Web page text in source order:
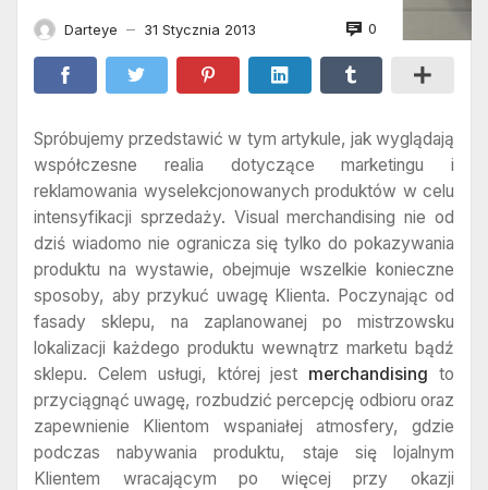
Darteye — 31 Stycznia 2013 0
Spróbujemy przedstawić w tym artykule, jak wyglądają
współczesne realia dotyczące marketingu i
reklamowania wyselekcjonowanych produktów w celu
intensyfikacji sprzedaży. Visual merchandising nie od
dziś wiadomo nie ogranicza się tylko do pokazywania
produktu na wystawie, obejmuje wszelkie konieczne
sposoby, aby przykuć uwagę Klienta. Poczynając od
fasady sklepu, na zaplanowanej po mistrzowsku
lokalizacji każdego produktu wewnątrz marketu bądź
sklepu. Celem usługi, której jest merchandising to
przyciągnąć uwagę, rozbudzić percepcję odbioru oraz
zapewnienie Klientom wspaniałej atmosfery, gdzie
podczas nabywania produktu, staje się lojalnym
Klientem wracającym po więcej przy okazji